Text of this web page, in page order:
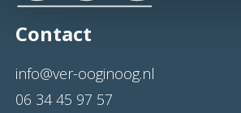
Contact
info@ver-ooginoog.nl
06 34 45 97 57